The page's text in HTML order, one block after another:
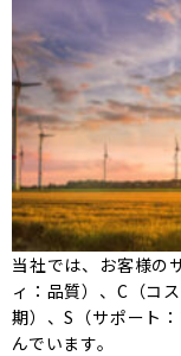
当社では、お客様の
ィ：品質）、C（コ
期）、S（サポート
んでいます。